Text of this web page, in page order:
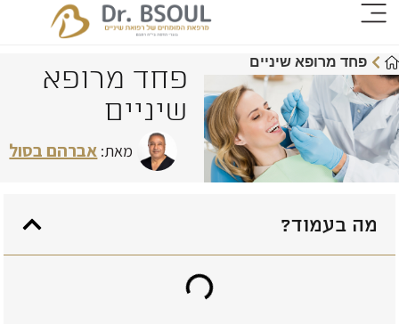
פחד מרופא
שיניים
מאת:אברהם בסול
פחד מרופא שיניים
מה בעמוד?